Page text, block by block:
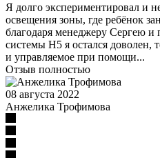
Я долго экспериментировал и
освещения зоны, где ребёнок
благодаря менеджеру Сергею и
системы Н5 я остался доволен,
и управляемое при помощи...
Отзыв полностью
08 августа 2022
Анжелика Трофимова